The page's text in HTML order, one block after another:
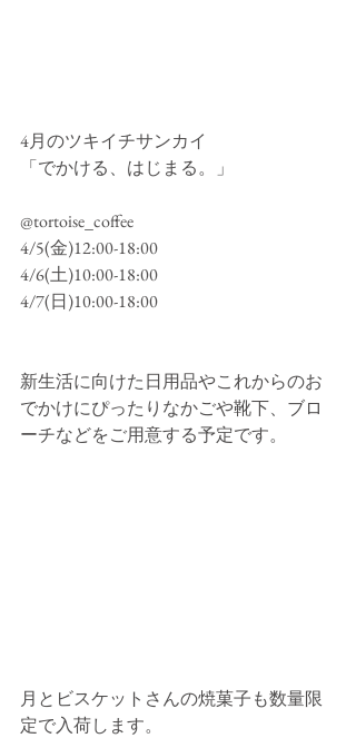
4月のツキイチサンカイ
「でかける、はじまる。」
@tortoise_coffee
4/5(金)12:00-18:00
4/6(土)10:00-18:00
4/7(日)10:00-18:00
新生活に向けた日用品やこれからのお
でかけにぴったりなかごや靴下、ブロ
ーチなどをご用意する予定です。
月とビスケットさんの焼菓子も数量限
定で入荷します。